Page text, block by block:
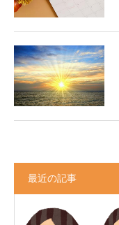
最近の記事